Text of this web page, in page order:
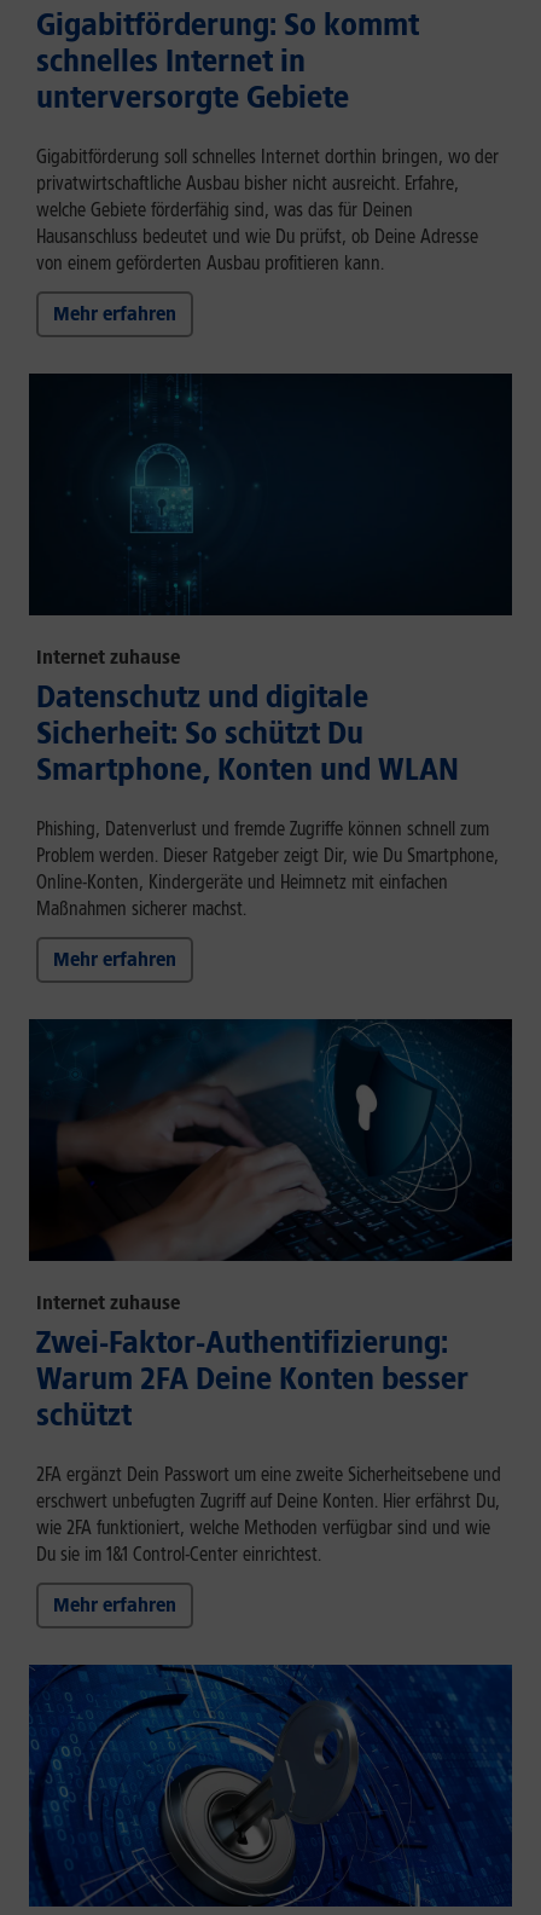
Gigabitförderung: So kommt
schnelles Internet in
unterversorgte Gebiete
Gigabitförderung soll schnelles Internet dorthin bringen, wo der
privatwirtschaftliche Ausbau bisher nicht ausreicht. Erfahre,
welche Gebiete förderfähig sind, was das für Deinen
Hausanschluss bedeutet und wie Du prüfst, ob Deine Adresse
von einem geförderten Ausbau profitieren kann.
Mehr erfahren
Internet zuhause
Datenschutz und digitale
Sicherheit: So schützt Du
Smartphone, Konten und WLAN
Phishing, Datenverlust und fremde Zugriffe können schnell zum
Problem werden. Dieser Ratgeber zeigt Dir, wie Du Smartphone,
Online-Konten, Kindergeräte und Heimnetz mit einfachen
Maßnahmen sicherer machst.
Mehr erfahren
Internet zuhause
Zwei-Faktor-Authentifizierung:
Warum 2FA Deine Konten besser
schützt
2FA ergänzt Dein Passwort um eine zweite Sicherheitsebene und
erschwert unbefugten Zugriff auf Deine Konten. Hier erfährst Du,
wie 2FA funktioniert, welche Methoden verfügbar sind und wie
Du sie im 1&1 Control-Center einrichtest.
Mehr erfahren